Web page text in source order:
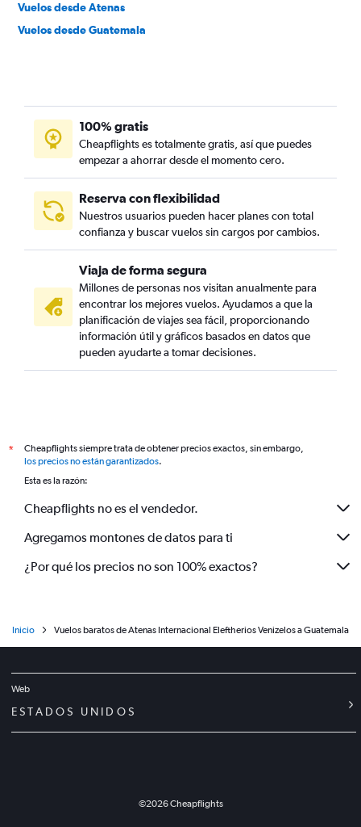
Vuelos desde Atenas
Vuelos desde Guatemala
100% gratis
Cheapflights es totalmente gratis, así que puedes
empezar a ahorrar desde el momento cero.
Reserva con flexibilidad
Nuestros usuarios pueden hacer planes con total
confianza y buscar vuelos sin cargos por cambios.
Viaja de forma segura
Millones de personas nos visitan anualmente para
encontrar los mejores vuelos. Ayudamos a que la
planificación de viajes sea fácil, proporcionando
información útil y gráficos basados en datos que
pueden ayudarte a tomar decisiones.
*
Cheapflights siempre trata de obtener precios exactos, sin embargo,
los precios no están garantizados.
Esta es la razón:
Cheapflights no es el vendedor.
Agregamos montones de datos para ti
¿Por qué los precios no son 100% exactos?
Inicio Vuelos baratos de Atenas Internacional Eleftherios Venizelos a Guatemala
Web
ESTADOS UNIDOS
©2026Cheapflights